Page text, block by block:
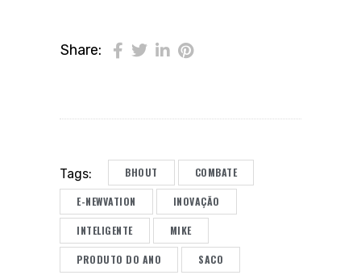
Share:
Tags: BHOUT COMBATE
E-NEWVATION INOVAÇÃO
INTELIGENTE MIKE
PRODUTO DO ANO SACO